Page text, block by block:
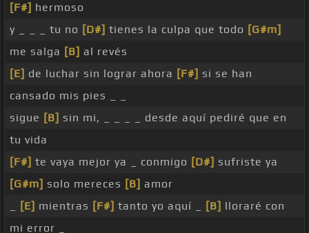
[F#] hermoso
y _ _ _ tu no [D#] tienes la culpa que todo [G#m]
me salga [B] al revés
[E] de luchar sin lograr ahora [F#] si se han
cansado mis pies _ _
sigue [B] sin mi, _ _ _ _ desde aquí pediré que en
tu vida
[F#] te vaya mejor ya _ conmigo [D#] sufriste ya
[G#m] solo mereces [B] amor
[E] mientras [F#] tanto yo aquí _ [B] lloraré con
mi error _